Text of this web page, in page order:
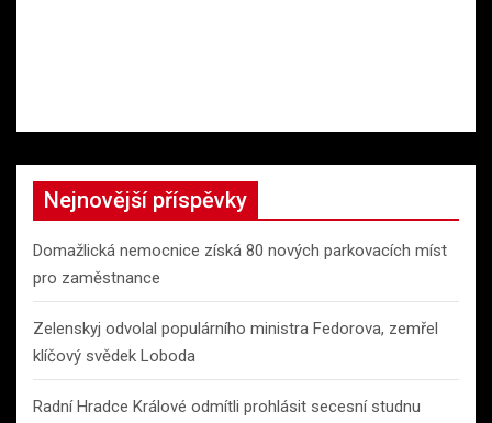
Nejnovější příspěvky
Domažlická nemocnice získá 80 nových parkovacích míst
pro zaměstnance
Zelenskyj odvolal populárního ministra Fedorova, zemřel
klíčový svědek Loboda
Radní Hradce Králové odmítli prohlásit secesní studnu